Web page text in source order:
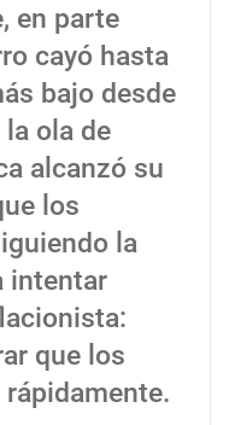
en parte
cayó hasta
bajo desde
ola de
alcanzó su
los
la
intentar
que los